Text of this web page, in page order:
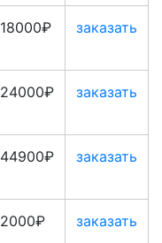
18000₽ заказать
24000₽ заказать
44900₽ заказать
2000₽ заказать